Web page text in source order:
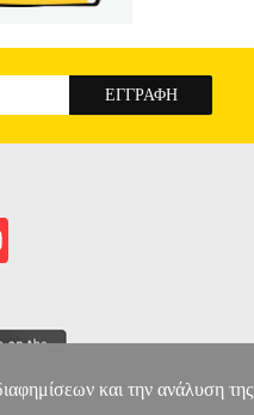
και την ανάλυση της